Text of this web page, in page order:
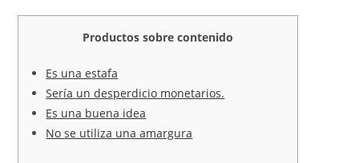
Productos sobre contenido
Es una estafa
Serí­a un desperdicio monetarios.
Es una buena idea
No se utiliza una amargura